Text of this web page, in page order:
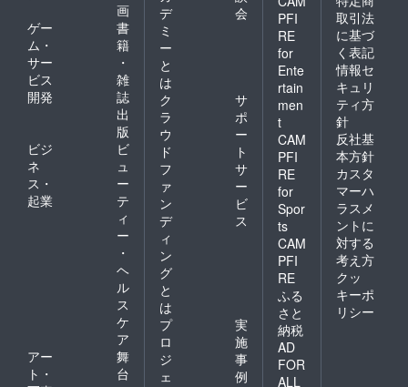
画
ゲー
ム・
サー
ビス
開発
書
籍
・
雑
誌
出
版
ビジ
ネ
ス・
起業
ビ
ュ
ー
テ
ィ
ー
・
ヘ
ル
ス
ケ
ア
アー
ト・
舞
台
デ
ミ
ー
と
は
会
ク
ラ
ウ
ド
フ
ァ
ン
デ
ィ
ン
グ
と
は
サ
ポ
ー
ト
サ
ー
ビ
ス
プ
ロ
ジ
ェ
実
施
事
例
PFI
RE
for
Ente
rtain
men
t
CAM
PFI
RE
for
Spor
ts
CAM
PFI
RE
ふる
さと
納税
AD
FOR
ALL
取引法
に基づ
く表記
情報セ
キュリ
ティ方
針
反社基
本方針
カスタ
マーハ
ラスメ
ントに
対する
考え方
クッ
キーポ
リシー